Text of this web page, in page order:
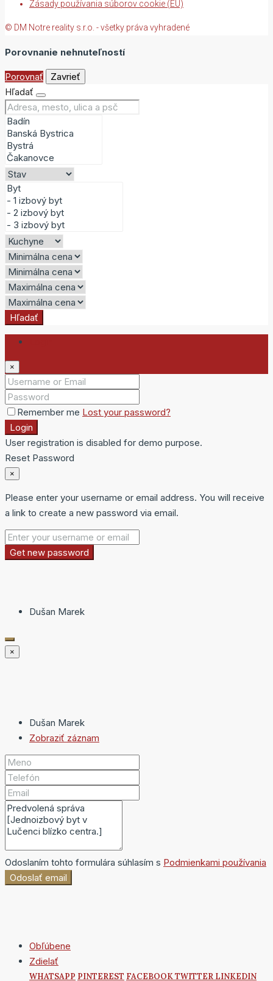
Zásady používania súborov cookie (EÚ)
© DM Notre reality s.r.o. - všetky práva vyhradené
Porovnanie nehnuteľností
Porovnať
Zavrieť
Hľadať
Hľadať
×
Remember me Lost your password?
Login
User registration is disabled for demo purpose.
Reset Password
×
Please enter your username or email address. You will receive
a link to create a new password via email.
Get new password
Dušan Marek
×
Dušan Marek
Zobraziť záznam
Odoslaním tohto formulára súhlasím s Podmienkami používania
Odoslať email
Obľúbene
Zdielať
WHATSAPP PINTEREST FACEBOOKTWITTER LINKEDIN